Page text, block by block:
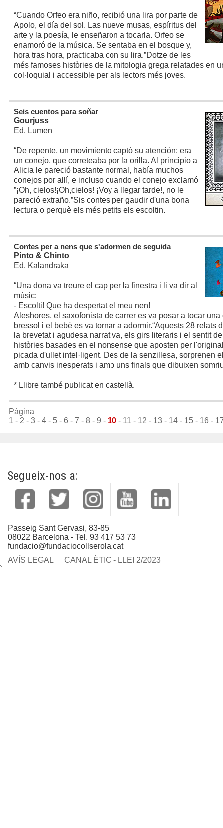
“Cuando Orfeo era niño, recibió una lira por parte de
Apolo, el día del sol. Las nueve musas, espíritus del
arte y la poesía, le enseñaron a tocarla. Orfeo se
enamoró de la música. Se sentaba en el bosque y,
hora tras hora, practicaba con su lira.”Dotze de les
més famoses històries de la mitologia grega relatades en
col·loquial i accessible per als lectors més joves.
Seis cuentos para soñar
Gourjuss
Ed. Lumen
“De repente, un movimiento captó su atención: era
un conejo, que correteaba por la orilla. Al principio a
Alicia le pareció bastante normal, había muchos
conejos por allí, e incluso cuando el conejo exclamó
”¡Oh, cielos!¡Oh,cielos! ¡Voy a llegar tarde!, no le
pareció extraño.”Sis contes per gaudir d'una bona
lectura o perquè els més petits els escoltin.
Contes per a nens que s'adormen de seguida
Pinto & Chinto
Ed. Kalandraka
“Una dona va treure el cap per la finestra i li va dir al
músic:
- Escolti! Que ha despertat el meu nen!
Aleshores, el saxofonista de carrer es va posar a tocar una
bressol i el bebè es va tornar a adormir.“Aquests 28 relats
la brevetat i agudesa narrativa, els girs literaris i el sentit
històries basades en el nonsense que aposten per
picada d'ullet intel·ligent. Des de la senzillesa, sorprenen
amb canvis inesperats i amb uns finals que dibuixen
* Llibre també publicat en castellà.
Pàgina
1 - 2 - 3 - 4 - 5 - 6 - 7 - 8 - 9 - 10 - 11 - 12 - 13 - 14 - 15 - 16 -
Segueix-nos a:
Passeig Sant Gervasi, 83-85
08022 Barcelona - Tel. 93 417 53 73
fundacio@fundaciocollserola.cat
AVÍS LEGAL
CANAL ÈTIC - LLEI 2/2023
`